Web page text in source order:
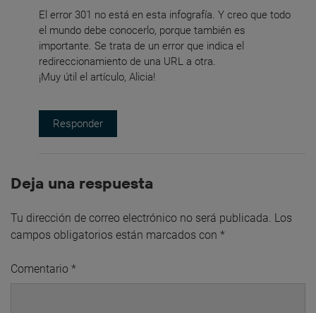
El error 301 no está en esta infografía. Y creo que todo
el mundo debe conocerlo, porque también es
importante. Se trata de un error que indica el
redireccionamiento de una URL a otra.
¡Muy útil el artículo, Alicia!
Responder
Deja una respuesta
Tu dirección de correo electrónico no será publicada. Los
campos obligatorios están marcados con *
Comentario *